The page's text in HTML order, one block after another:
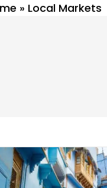
» Local Markets